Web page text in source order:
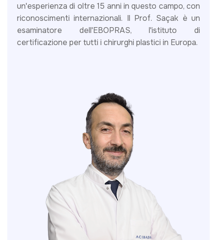
un'esperienza di oltre 15 anni in questo campo, con
riconoscimenti internazionali. Il Prof. Saçak è un
esaminatore dell'EBOPRAS, l'istituto di
certificazione per tutti i chirurghi plastici in Europa.